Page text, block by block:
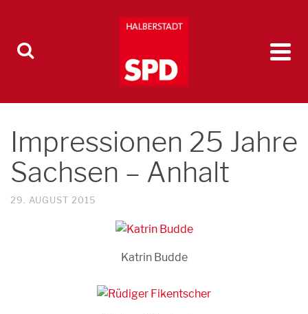
Impressionen 25 Jahre
Sachsen – Anhalt
29. AUGUST 2015
Katrin Budde